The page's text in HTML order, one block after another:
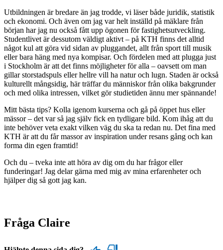
Utbildningen är bredare än jag trodde, vi läser både juridik, statistik
och ekonomi. Och även om jag var helt inställd på mäklare från
början har jag nu också fått upp ögonen för fastighetsutveckling.
Studentlivet är dessutom väldigt aktivt – på KTH finns det alltid
något kul att göra vid sidan av pluggandet, allt från sport till musik
eller bara häng med nya kompisar. Och fördelen med att plugga just
i Stockholm är att det finns möjligheter för alla – oavsett om man
gillar storstadspuls eller hellre vill ha natur och lugn. Staden är också
kulturellt mångsidig, här träffar du människor från olika bakgrunder
och med olika intressen, vilket gör studietiden ännu mer spännande!
Mitt bästa tips? Kolla igenom kurserna och gå på öppet hus eller
mässor – det var så jag själv fick en tydligare bild. Kom ihåg att du
inte behöver veta exakt vilken väg du ska ta redan nu. Det fina med
KTH är att du får massor av inspiration under resans gång och kan
forma din egen framtid!
Och du – tveka inte att höra av dig om du har frågor eller
funderingar! Jag delar gärna med mig av mina erfarenheter och
hjälper dig så gott jag kan.
Fråga Claire